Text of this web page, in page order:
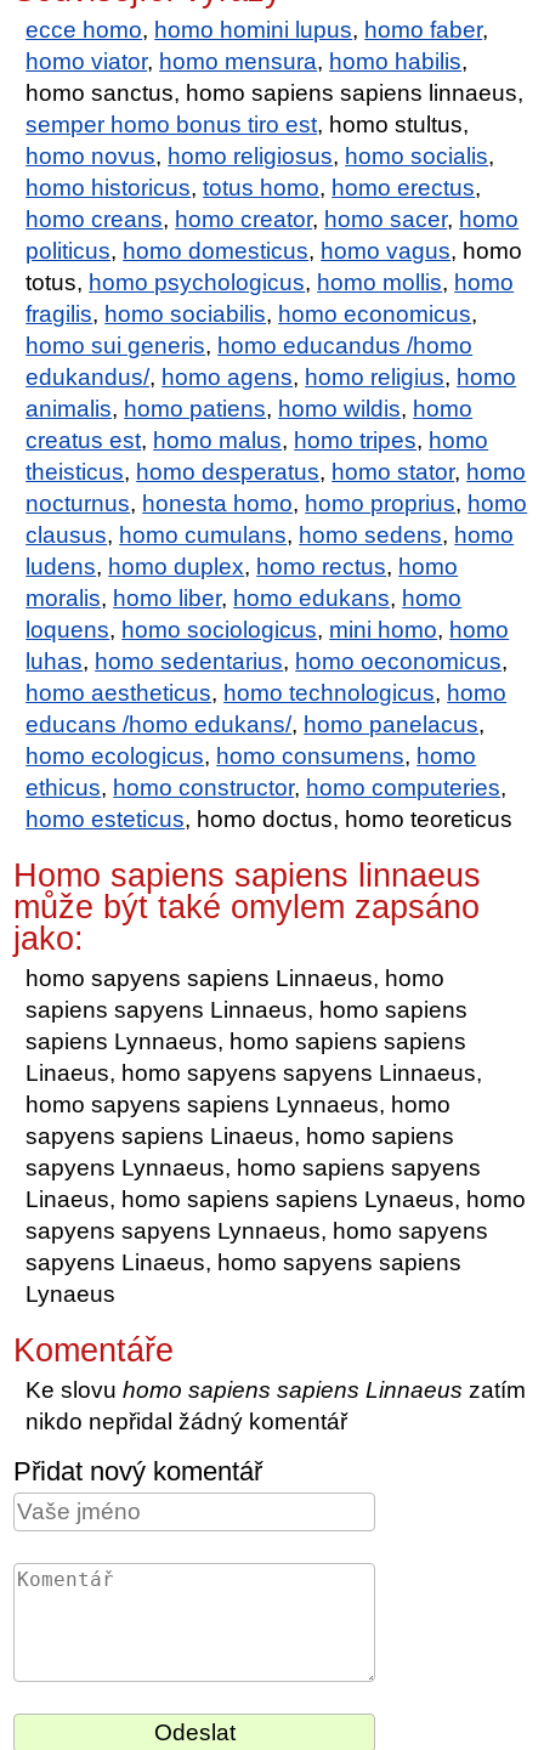
ecce homo, homo homini lupus, homo faber,
homo viator, homo mensura, homo habilis,
homo sanctus, homo sapiens sapiens linnaeus,
semper homo bonus tiro est, homo stultus,
homo novus, homo religiosus, homo socialis,
homo historicus,totus homo, homo erectus,
homo creans, homo creator, homo sacer, homo
politicus, homo domesticus, homo vagus, homo
totus, homo psychologicus, homo mollis, homo
fragilis, homo sociabilis, homo economicus,
homo sui generis, homo educandus /homo
edukandus/, homo agens, homo religius, homo
animalis, homo patiens, homo wildis, homo
creatus est, homo malus, homo tripes, homo
theisticus, homo desperatus, homo stator, homo
nocturnus, honesta homo, homo proprius, homo
clausus, homo cumulans, homo sedens, homo
ludens, homo duplex, homo rectus, homo
moralis, homo liber, homo edukans, homo
loquens, homo sociologicus, mini homo, homo
luhas, homo sedentarius, homo oeconomicus,
homo aestheticus, homo technologicus, homo
educans /homo edukans/, homo panelacus,
homo ecologicus, homo consumens, homo
ethicus, homo constructor, homo computeries,
homo esteticus, homo doctus, homo teoreticus
Homo sapiens sapiens linnaeus
může být také omylem zapsáno
jako:
homo sapyens sapiens Linnaeus, homo
sapiens sapyens Linnaeus, homo sapiens
sapiens Lynnaeus, homo sapiens sapiens
Linaeus, homo sapyens sapyens Linnaeus,
homo sapyens sapiens Lynnaeus, homo
sapyens sapiens Linaeus, homo sapiens
sapyens Lynnaeus, homo sapiens sapyens
Linaeus, homo sapiens sapiens Lynaeus, homo
sapyens sapyens Lynnaeus, homo sapyens
sapyens Linaeus, homo sapyens sapiens
Lynaeus
Komentáře
Ke slovuhomo sapiens sapiens Linnaeus zatím
nikdo nepřidal žádný komentář
Přidat nový komentář